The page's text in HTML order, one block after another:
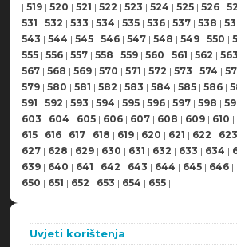
| 519 | 520 | 521 | 522 | 523 | 524 | 525 | 526 |
531 | 532 | 533 | 534 | 535 | 536 | 537 | 538 |
543 | 544 | 545 | 546 | 547 | 548 | 549 | 550 |
555 | 556 | 557 | 558 | 559 | 560 | 561 | 562 | 563
567 | 568 | 569 | 570 | 571 | 572 | 573 | 574 |
579 | 580 | 581 | 582 | 583 | 584 | 585 | 586 |
591 | 592 | 593 | 594 | 595 | 596 | 597 | 598 |
603 | 604 | 605 | 606 | 607 | 608 | 609 | 610 |
615 | 616 | 617 | 618 | 619 | 620 | 621 | 622 | 623
627 | 628 | 629 | 630 | 631 | 632 | 633 | 634 |
639 | 640 | 641 | 642 | 643 | 644 | 645 | 646 |
650 | 651 | 652 | 653 | 654 | 655 |
Uvjeti korištenja